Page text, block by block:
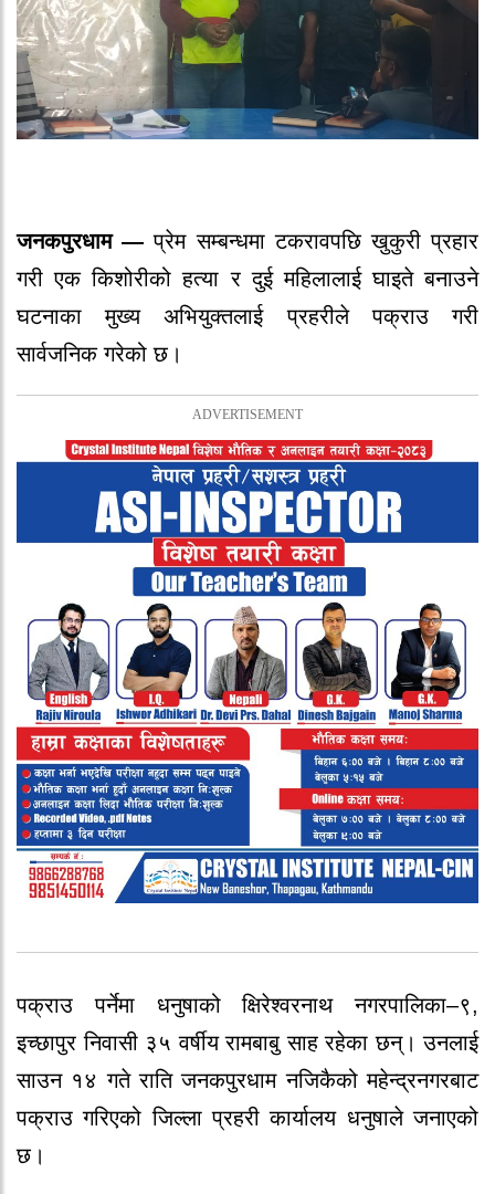
जनकपुरधाम — प्रेम सम्बन्धमा टकरावपछि खुकुरी प्रहार
गरी एक किशोरीको हत्या र दुई महिलालाई घाइते बनाउने
घटनाका मुख्य अभियुक्तलाई प्रहरीले पक्राउ गरी
सार्वजनिक गरेको छ।
पक्राउ पर्नेमा धनुषाको क्षिरेश्वरनाथ नगरपालिका–९,
इच्छापुर निवासी ३५ वर्षीय रामबाबु साह रहेका छन्। उनलाई
साउन १४ गते राति जनकपुरधाम नजिकैको महेन्द्रनगरबाट
पक्राउ गरिएको जिल्ला प्रहरी कार्यालय धनुषाले जनाएको
छ।